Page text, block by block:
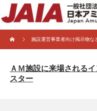
施設運営事業者向け掲示物な
ＡＭ施設に来場される
スター